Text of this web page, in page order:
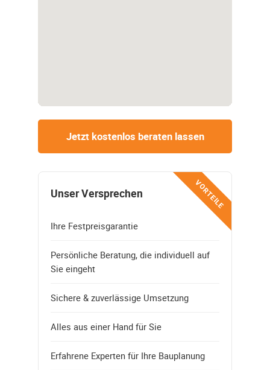
Jetzt kostenlos beraten lassen
VORTEILE
Unser Versprechen
Ihre Festpreisgarantie
Persönliche Beratung, die individuell auf
Sie eingeht
Sichere & zuverlässige Umsetzung
Alles aus einer Hand für Sie
Erfahrene Experten für Ihre Bauplanung